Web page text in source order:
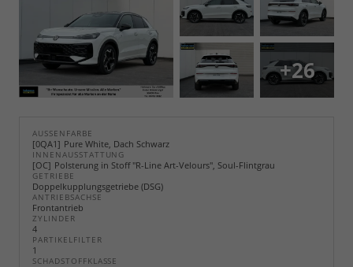
+26
AUSSENFARBE
0QA1 Pure White, Dach Schwarz
INNENAUSSTATTUNG
OC Polsterung in Stoff "R-Line Art-Velours", Soul-Flintgrau
GETRIEBE
Doppelkupplungsgetriebe (DSG)
ANTRIEBSACHSE
Frontantrieb
ZYLINDER
4
PARTIKELFILTER
1
SCHADSTOFFKLASSE